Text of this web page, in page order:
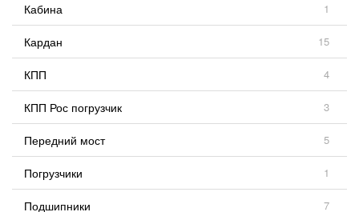
Кабина 1
Кардан 15
КПП 4
КПП Рос погрузчик 3
Передний мост 5
Погрузчики 1
Подшипники 7